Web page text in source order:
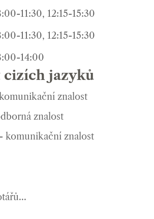
11:30, 12:15-15:30
11:30, 12:15-15:30
14:00
cizích jazyků
znalost
znalost
komunikační znalost